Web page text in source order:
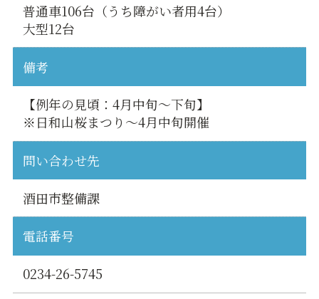
普通車106台（うち障がい者用4台）
大型12台
備考
【例年の見頃：4月中旬〜下旬】
※日和山桜まつり〜4月中旬開催
問い合わせ先
酒田市整備課
電話番号
0234-26-5745